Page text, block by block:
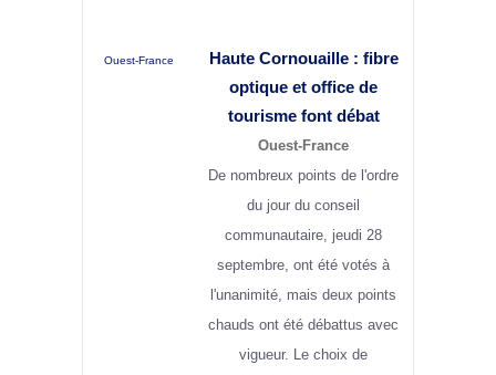
Ouest-France Haute Cornouaille : fibre
optique et office de
tourisme font débat
Ouest-France
De nombreux points de l'ordre
du jour du conseil
communautaire, jeudi 28
septembre, ont été votés à
l'unanimité, mais deux points
chauds ont été débattus avec
vigueur. Le choix de